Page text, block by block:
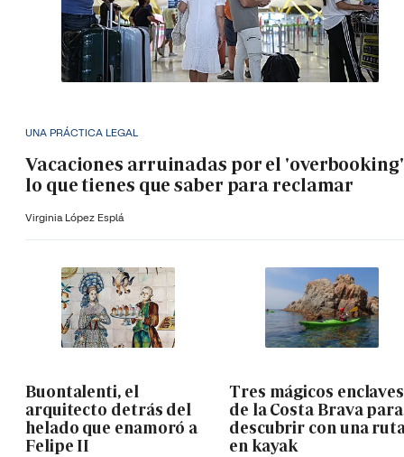
UNA PRÁCTICA LEGAL
Vacaciones arruinadas por el
lo que tienes que saber para reclamar
Virginia López Esplá
Buontalenti, el
arquitecto detrás del
helado que enamoró a
Felipe II
Tres mágicos enclaves
de la Costa Brava para
descubrir con una
en kayak